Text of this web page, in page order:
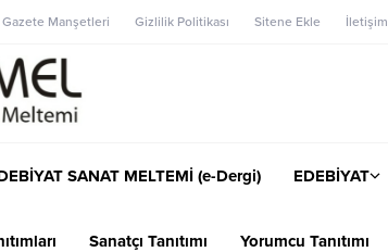
Gazete Manşetleri Gizlilik Politikası Sitene Ekle İletişim
SANAT MELTEMİ (e-Dergi) EDEBİYAT
Sanatçı Tanıtımı Yorumcu Tanıtımı